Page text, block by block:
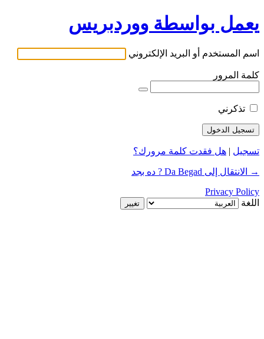
يعمل بواسطة ووردبريس
اسم المستخدم أو البريد الإلكتروني
كلمة المرور
تذكرني
تسجيل | هل فقدت كلمة مرورك؟
→ الانتقال إلى Da Begad ? ده بجد
Privacy Policy
اللغة